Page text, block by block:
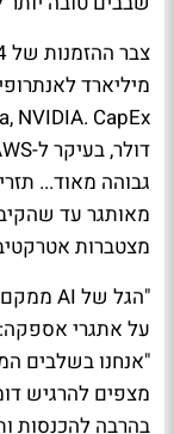
גבוהה מאוד...
מאותגר עד
מצטברות
על אתגרי אספקה:
מצפים להרגיש
בהרבה להכנסות